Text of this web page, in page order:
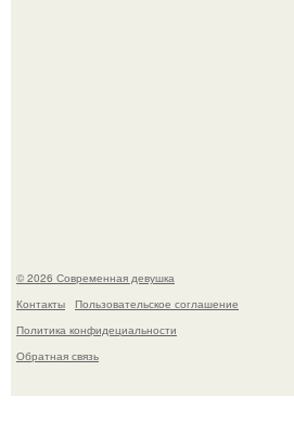
© 2026 Современная девушка
Контакты
Пользовательское соглашение
Политика конфидециальности
Обратная связь